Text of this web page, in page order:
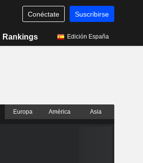
Conéctate Suscribirse
Rankings Edición España
Europa América Asia